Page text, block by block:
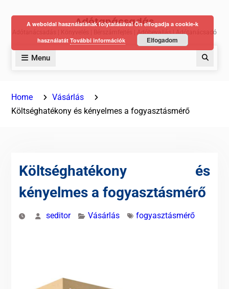
Adótanácsadás
Adótanácsadás | Könyvelés | Bérszámfejtés | Adóbevallás | Adótanácsadó
Menu
Home
Vásárlás
Költséghatékony és kényelmes a fogyasztásmérő
Költséghatékony és
kényelmes a fogyasztásmérő
seditor Vásárlás fogyasztásmérő
A weboldal használatának folytatásával Ön elfogadja a cookie-k
használatát További információk Elfogadom